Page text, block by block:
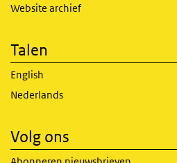
Website archief
Talen
English
Nederlands
Volg ons